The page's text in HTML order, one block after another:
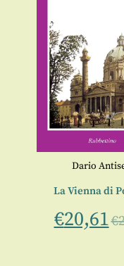
Dario
La Vienna di
€20,61€